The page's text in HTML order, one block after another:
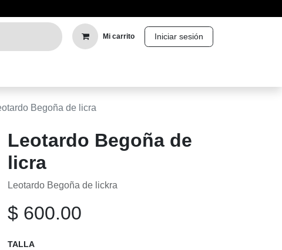
Mi carrito Iniciar sesión
Begoña de licra
Leotardo Begoña de licra
Leotardo Begoña de lickra
$600.00
TALLA